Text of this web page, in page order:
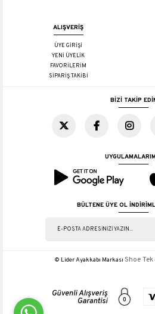
ALIŞVERİŞ
ÜYE GİRİŞİ
YENİ ÜYELİK
FAVORİLERİM
SİPARİŞ TAKİBİ
BİZİ TAKİP
BÜLTENE ÜYE OL
© Lider Ayakkabı Markası Shoe Tek